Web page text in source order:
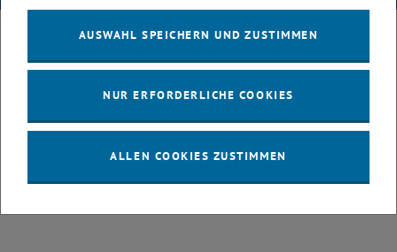
AUSWAHL SPEICHERN UND ZUSTIMMEN
NUR ERFORDERLICHE COOKIES
ALLEN COOKIES ZUSTIMMEN